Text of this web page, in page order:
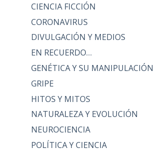
CIENCIA FICCIÓN
CORONAVIRUS
DIVULGACIÓN Y MEDIOS
EN RECUERDO…
GENÉTICA Y SU MANIPULACIÓN
GRIPE
HITOS Y MITOS
NATURALEZA Y EVOLUCIÓN
NEUROCIENCIA
POLÍTICA Y CIENCIA